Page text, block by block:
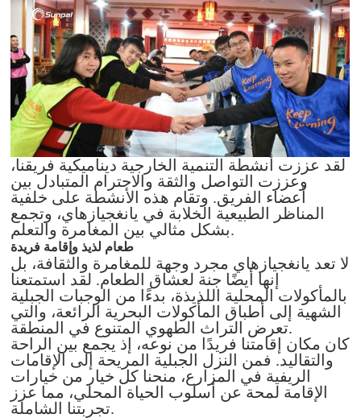
لقد عززت أنشطة التنمية الخارجية ديناميكية فريقنا،
وعززت التواصل والثقة والاحترام المتبادل بين
أعضاء الفريق. وتقام هذه الأنشطة على خلفية
المناظر الطبيعية الخلابة في يانغجيازهاي، وتجمع
بشكل مثالي بين المغامرة والتعلم.
طعام لذيذ وإقامة فريدة
لا تعد يانغجيازهاي مجرد وجهة للمغامرة والثقافة، بل
إنها أيضًا جنة لعشاق الطعام. لقد استمتعنا
بالمأكولات المحلية اللذيذة، بدءًا من الوجبات الجبلية
الشهية إلى أطباق المأكولات البحرية الرائعة، والتي
تعرض التراث الطهوي المتنوع في المنطقة.
كان مكان إقامتنا فريدًا من نوعه، إذ يجمع بين الراحة
والتقاليد. فمن النزل الجبلية المريحة إلى الإقامات
الريفية في المزارع، منحنا كل خيار من خيارات
الإقامة لمحة عن أسلوب الحياة المحلي، مما عزز
تجربتنا الشاملة.